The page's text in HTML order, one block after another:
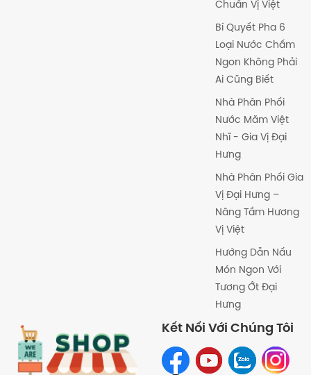
Chuẩn Vị Việt
Bí Quyết Pha 6
Loại Nước Chấm
Ngon Không Phải
Ai Cũng Biết
Nhà Phân Phối
Nước Măm Việt
Nhĩ - Gia Vị Đại
Hưng
Nhà Phân Phối Gia
Vị Đại Hưng –
Nâng Tầm Hương
Vị Việt
Hướng Dẫn Nấu
Món Ngon Với
Tương Ớt Đại
Hưng
Kết Nối Với Chúng Tôi